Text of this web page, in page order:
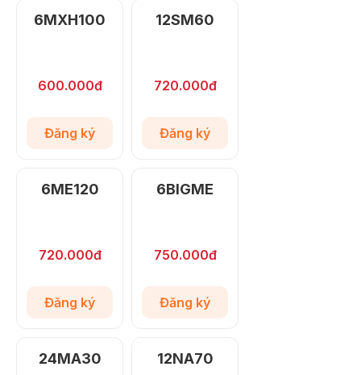
6MXH100
600.000đ
Đăng ký
12SM60
720.000đ
Đăng ký
6ME120
720.000đ
Đăng ký
6BIGME
750.000đ
Đăng ký
24MA30 12NA70